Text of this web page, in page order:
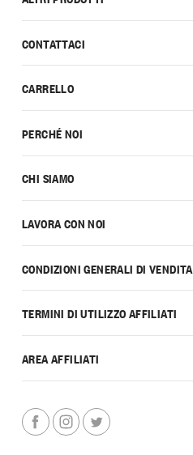
CONTATTACI
CARRELLO
PERCHÉ NOI
CHI SIAMO
LAVORA CON NOI
CONDIZIONI GENERALI DI VENDITA
TERMINI DI UTILIZZO AFFILIATI
AREA AFFILIATI